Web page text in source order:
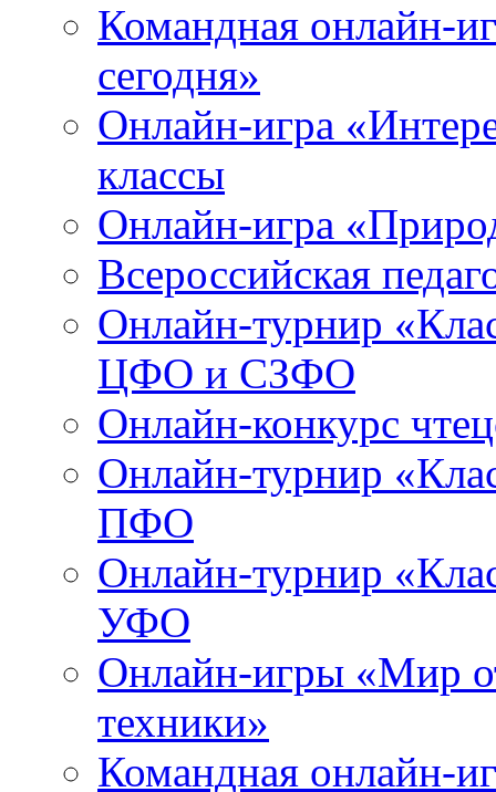
Командная онлайн-
сегодня»
Онлайн-игра
классы
Онлайн-игра
Всероссийская
Онлайн-турнир
ЦФО и СЗФО
Онлайн-конкурс
Онлайн-турнир
ПФО
Онлайн-турнир
УФО
Онлайн-игры «Мир
техники»
Командная онлайн-